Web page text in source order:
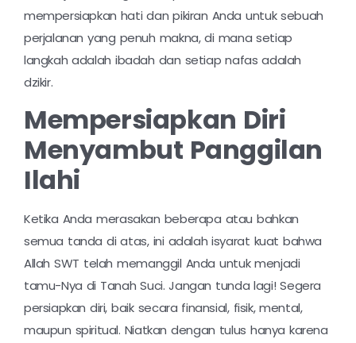
mempersiapkan hati dan pikiran Anda untuk sebuah
perjalanan yang penuh makna, di mana setiap
langkah adalah ibadah dan setiap nafas adalah
dzikir.
Mempersiapkan Diri
Menyambut Panggilan
Ilahi
Ketika Anda merasakan beberapa atau bahkan
semua tanda di atas, ini adalah isyarat kuat bahwa
Allah SWT telah memanggil Anda untuk menjadi
tamu-Nya di Tanah Suci. Jangan tunda lagi! Segera
persiapkan diri, baik secara finansial, fisik, mental,
maupun spiritual. Niatkan dengan tulus hanya karena